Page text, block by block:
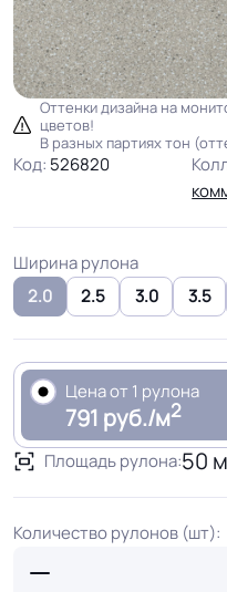
Оттенки дизайна на
цветов!
В разных партиях тон
Код: 526820
Ширина рулона
2.0
2.5 3.0 3.5
Цена от 1 рулона
791 руб./м2
Площадь рулона:50 м
Количество рулонов (шт):